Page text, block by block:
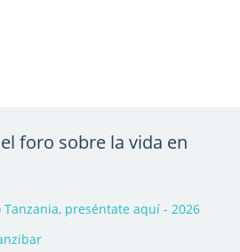
foro sobre la vida en
preséntate aquí - 2026